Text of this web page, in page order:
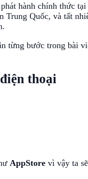
hành chính thức tại
Trung Quốc, và tất
từng bước trong bài
thoại
AppStore vì vậy ta sẽ